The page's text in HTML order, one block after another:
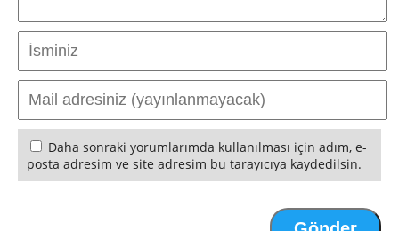
Daha sonraki yorumlarımda kullanılması için adım, e-
posta adresim ve site adresim bu tarayıcıya kaydedilsin.